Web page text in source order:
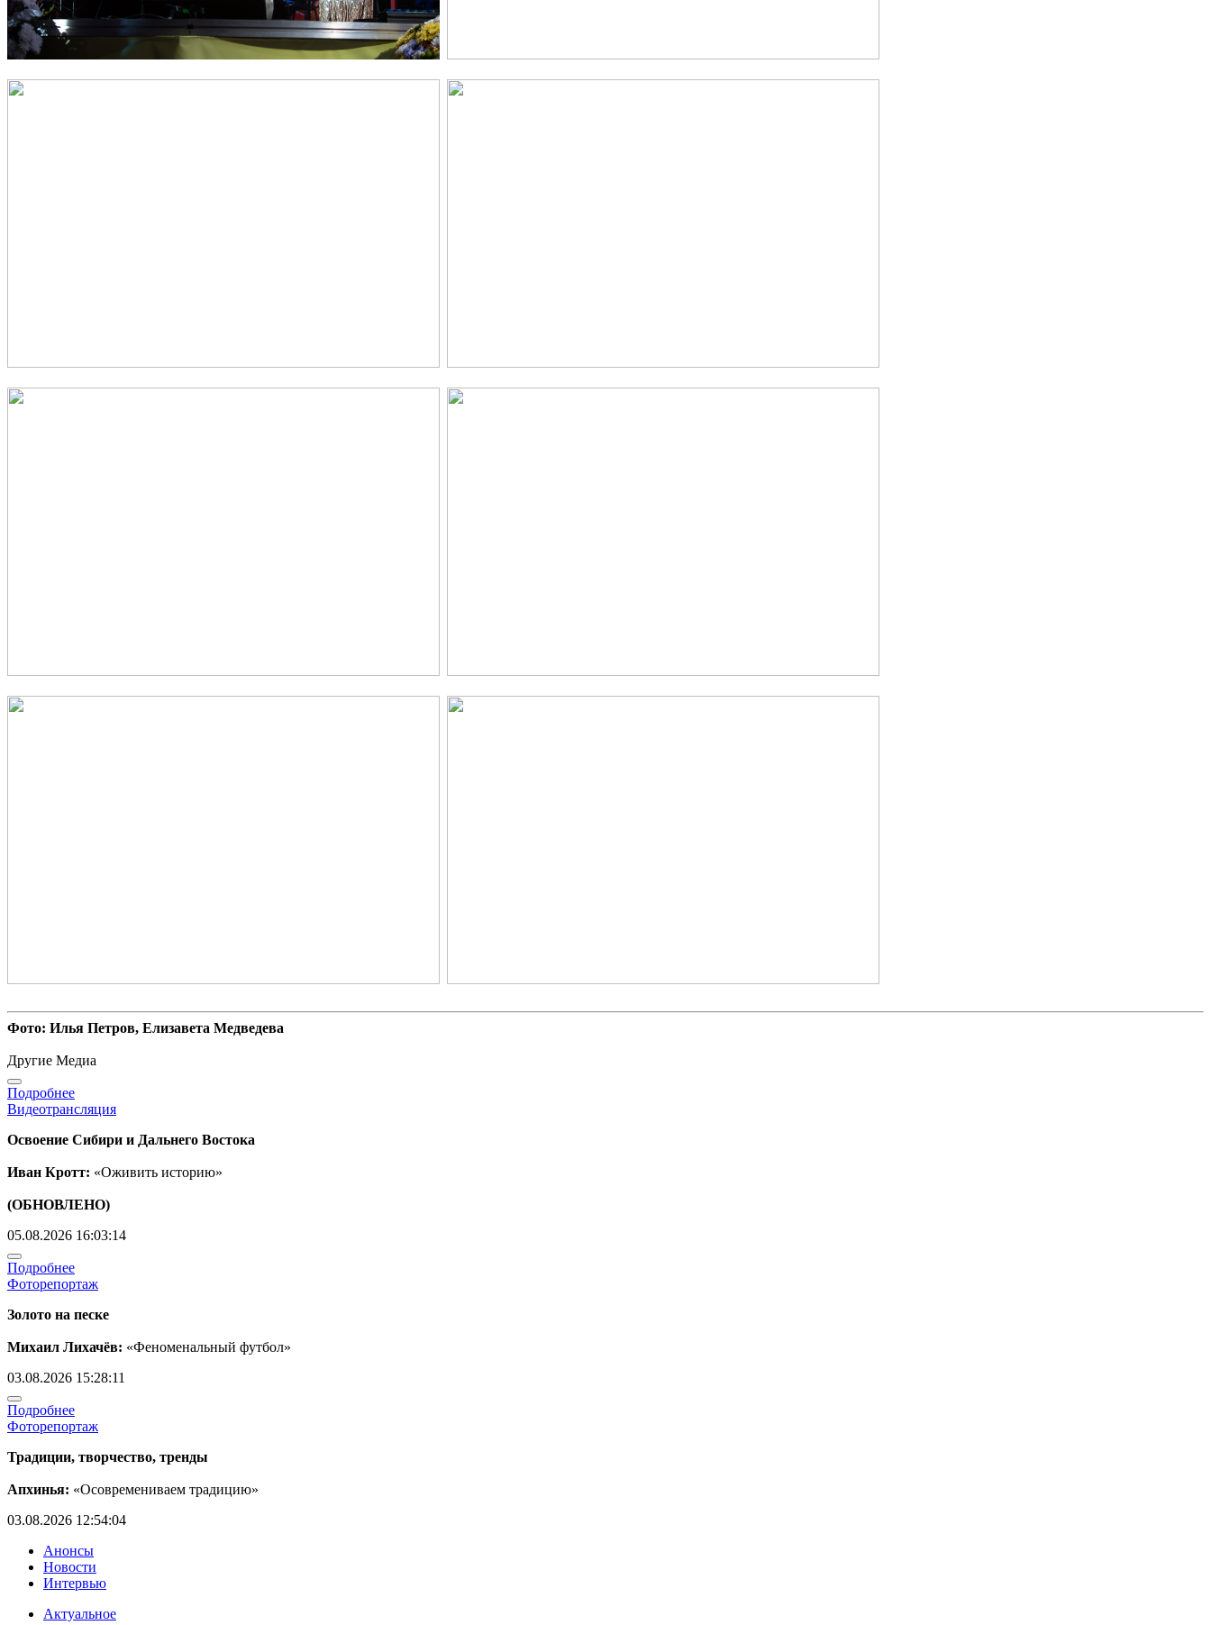
Фото: Илья Петров, Елизавета Медведева
Другие Медиа
Подробнее
Видеотрансляция
Освоение Сибири и Дальнего Востока
Иван Кротт: «Оживить историю»
(ОБНОВЛЕНО)
05.08.2026 16:03:14
Подробнее
Фоторепортаж
Золото на песке
Михаил Лихачёв: «Феноменальный футбол»
03.08.2026 15:28:11
Подробнее
Фоторепортаж
Традиции, творчество, тренды
Апхинья: «Осовремениваем традицию»
03.08.2026 12:54:04
Анонсы
Новости
Интервью
Актуальное